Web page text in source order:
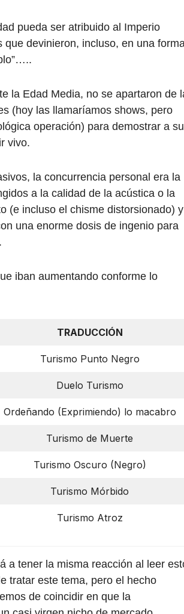
pueda ser atribuido al Imperio
devinieron, incluso, en una
la Edad Media, no se apartaron de
(hoy las llamaríamos shows, pero
operación) para demostrar a
vivo.
la concurrencia personal era la
a la calidad de la acústica o la
(e incluso el chisme distorsionado) y
una enorme dosis de ingenio para
iban aumentando conforme lo
TRADUCCIÓN
Turismo Punto Negro
Duelo Turismo
Ordeñando (Exprimiendo) lo macabro
Turismo de Muerte
Turismo Oscuro (Negro)
Turismo Mórbido
Turismo Atroz
a tener la misma reacción al leer
tratar este tema, pero el hecho
de coincidir en que la